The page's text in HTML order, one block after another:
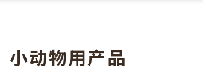
小动物用产品